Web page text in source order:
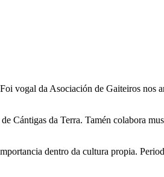
vogal da Asociación de Gaiteiros
Cántigas da Terra. Tamén colabora
dentro da cultura propia.